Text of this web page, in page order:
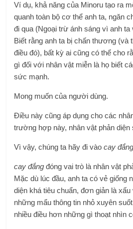
Ví dụ, khả năng của Minoru tạo ra
quanh toàn bộ cơ thể anh ta, ngăn
đi qua (Ngoại trừ ánh sáng vì anh ta
Biết rằng anh ta bị chấn thương (và
điều đó), bất kỳ ai cũng có thể cho
gì đối với nhân vật miễn là họ biết
sức mạnh.
Mong muốn của người dùng.
Điều này cũng áp dụng cho các
trường hợp này, nhân vật phản diện
Vì vậy, chúng ta hãy đi vàocay đắng
cay đắng đóng vai trò là nhân vật
Mặc dù lúc đầu, anh ta có vẻ giống
diện khá tiêu chuẩn, đơn giản là
những mẩu thông tin nhỏ xuyên
nhiều điều hơn những gì thoạt nhìn